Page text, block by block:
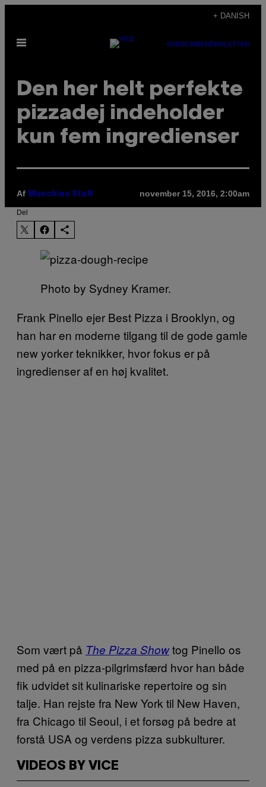
indhold
+ DANISH
Åbn
SUBSCRIBENEWSLETTER
Den her helt perfekte
pizzadej indeholder
kun fem ingredienser
Af Munchies Staff november 15, 2016, 2:00am
Del
Photo by Sydney Kramer.
Frank Pinello ejer Best Pizza i Brooklyn, og
han har en moderne tilgang til de gode gamle
new yorker teknikker, hvor fokus er på
ingredienser af en høj kvalitet.
Som vært på The Pizza Showtog Pinello os
med på en pizza-pilgrimsfærd hvor han både
fik udvidet sit kulinariske repertoire og sin
talje. Han rejste fra New York til New Haven,
fra Chicago til Seoul, i et forsøg på bedre at
forstå USA og verdens pizza subkulturer.
VIDEOS BY VICE